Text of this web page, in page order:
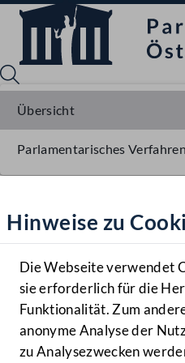
Hilfe
Benutzer
Navigationsmenü
MENÜ
Hinweise zu
Die Webseite verwendet
sie erforderlich für die
Funktionalität. Zum
anonyme Analyse der
zu Analysezwecken
Übersicht
Parlamentarisches Verfahren